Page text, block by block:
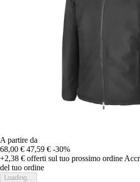
A partire da
68,00 € 47,59 € -30%
+2,38 € offerti sul tuo prossimo ordine
del tuo ordine
Loading...